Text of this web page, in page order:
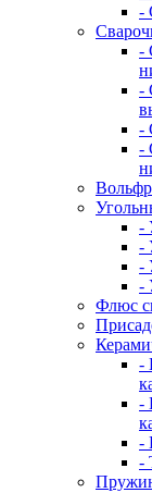
-
-
-
-
-
-
-
-
-
Флюс
-
-
-
-